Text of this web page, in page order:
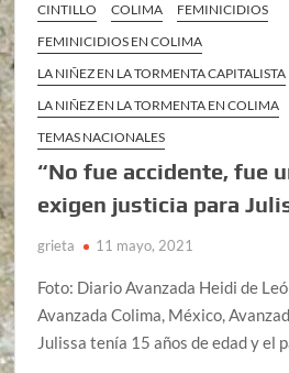
CINTILLO COLIMA
FEMINICIDIOS
FEMINICIDIOS EN COLIMA
LA NIÑEZ EN LA TORMENTA CAPITALISTA
LA NIÑEZ EN LA TORMENTA EN COLIMA
TEMAS NACIONALES
“No fue accidente, fue
exigen justicia para
grieta 11 mayo, 2021
Foto: Diario Avanzada Heidi de
Avanzada Colima, México,
Julissa tenía 15 años de edad y el